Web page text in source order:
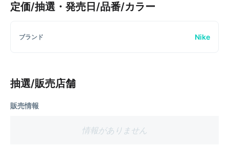
定価/抽選・発売日/品番/カラー
ブランド Nike
抽選/販売店舗
販売情報
情報がありません